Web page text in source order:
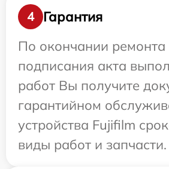
4
Гарантия
По окончании ремонта
подписания акта
работ Вы получите
гарантийном
устройства Fujifilm
виды работ и запчасти.